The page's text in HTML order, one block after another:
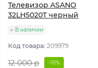
Телевизор ASANO
32LH5020T черный
В наличии
Код товара: 209979
12 000 р -10%